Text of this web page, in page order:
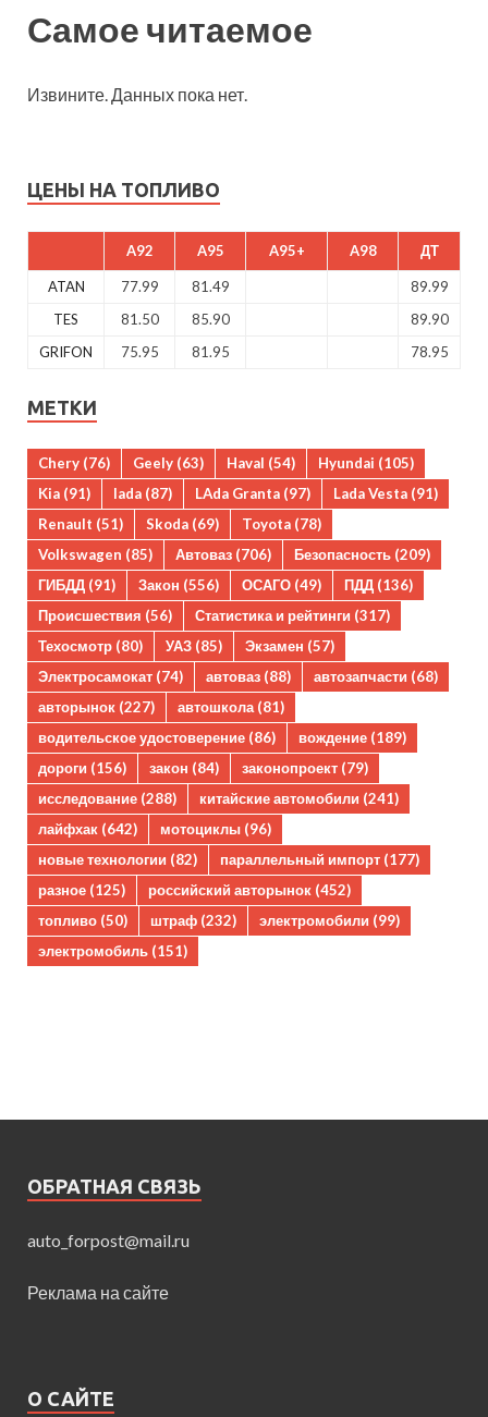
Самое читаемое
Извините. Данных пока нет.
ЦЕНЫ НА ТОПЛИВО
A92 A95 A95+ A98 ДТ
ATAN 77.99 81.49
89.99
TES
81.50 85.90
89.90
GRIFON
75.95 81.95 78.95
МЕТКИ
Chery (76) Geely (63) Haval (54) Hyundai (105)
Kia (91) lada (87) LAda Granta (97) Lada Vesta (91)
Renault (51) Skoda (69) Toyota (78)
Volkswagen (85) Автоваз (706) Безопасность (209)
ГИБДД (91) Закон (556) ОСАГО (49) ПДД (136)
Происшествия (56) Статистика и рейтинги (317)
Техосмотр (80) УАЗ (85) Экзамен (57)
Электросамокат (74) автоваз (88) автозапчасти (68)
авторынок (227) автошкола(81)
водительское удостоверение (86) вождение (189)
дороги (156) закон (84) законопроект (79)
исследование (288) китайские автомобили (241)
лайфхак (642) мотоциклы (96)
новые технологии (82) параллельный импорт (177)
разное (125) российский авторынок (452)
топливо (50) штраф (232) электромобили (99)
электромобиль (151)
ОБРАТНАЯ СВЯЗЬ
auto_forpost@mail.ru
Реклама на сайте
О САЙТЕ